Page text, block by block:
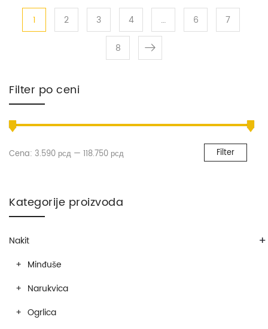
1 2 3 4 … 6 7
8
Filter po ceni
Filter
Cena: 3.590 рсд — 118.750 рсд
Kategorije proizvoda
+
Nakit
Minđuše
Narukvica
Ogrlica